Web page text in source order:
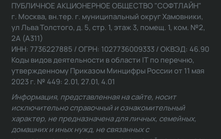
ПУБЛИЧНОЕ АКЦИОНЕРНОЕ ОБЩЕСТВО "СОФТЛАЙН"
г. Москва, вн.тер. г. муниципальный округ Хамовники,
ул Льва Толстого, д. 5, стр. 1, этаж 3, помещ. 1, ком. №2,
2А (А311)
ИНН: 7736227885 / ОГРН: 1027736009333 / ОКВЭД: 46.90
Коды видов деятельности в области IT по перечню,
утвержденному Приказом Минцифры России от 11 мая
2023 г. № 449: 2.01, 27.01, 4.01
Информация, представленная на сайте, носит
исключительно справочный и ознакомительный
характер, не предназначена для личных, семейных,
домашних и иных нужд, не связанных с